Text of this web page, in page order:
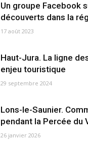
Un groupe Facebook
découverts dans la
17 août 2023
Haut-Jura. La ligne
enjeu touristique
29 septembre 2024
Lons-le-Saunier.
pendant la Percée du
26 janvier 2026